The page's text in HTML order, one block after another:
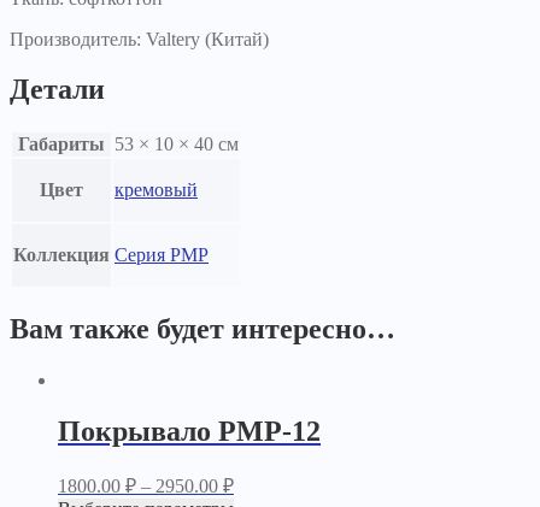
Производитель: Valtery (Китай)
Детали
Габариты 53 × 10 × 40 см
Цвет кремовый
Коллекция Серия PMP
Вам также будет интересно…
Покрывало PМР-12
1800.00 ₽ – 2950.00 ₽